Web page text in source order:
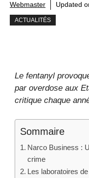
Webmaster Updated
ACTUALITÉS
Le fentanyl
par overdose aux
critique chaque
Sommaire
Narco Business :
crime
Les laboratoires